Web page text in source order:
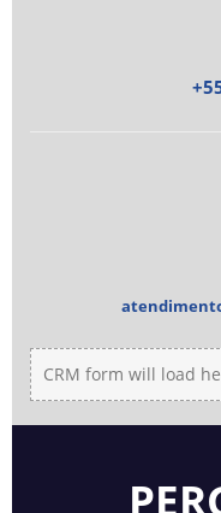
CRM form will load